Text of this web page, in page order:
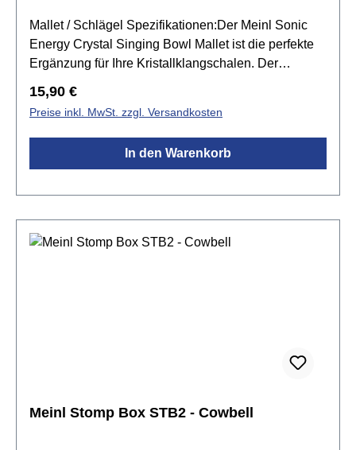
Mallet / Schlägel Spezifikationen:Der Meinl Sonic
Energy Crystal Singing Bowl Mallet ist die perfekte
Ergänzung für Ihre Kristallklangschalen. Der
Anschlagen von Kristallklangschalen, während der
Holzgriff den Schlägel sehr angenehm in der Hand
liegen lässt. Wenn Sie auf der Suche nach einem
Kristallklangschalenschlägel sind, der eine Vielzahl
richtig.Größe: 19,81cm (Medium)Material: Holz &
KristallklangschalenKomfortabler Holzgriff mit
Regulärer Preis:
15,90 €
Preise inkl. MwSt. zzgl. Versandkosten
In den Warenkorb
Meinl Stomp Box STB2 - Cowbell